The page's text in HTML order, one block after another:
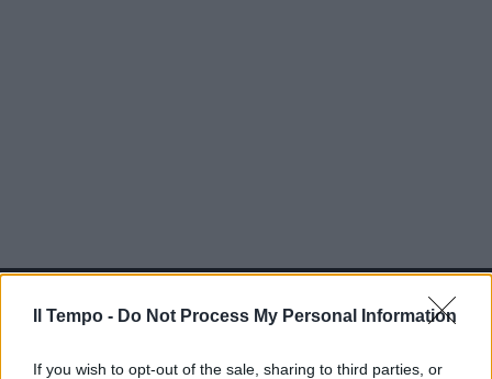
Il Tempo - Do Not Process My Personal Information
If you wish to opt-out of the sale, sharing to third parties, or